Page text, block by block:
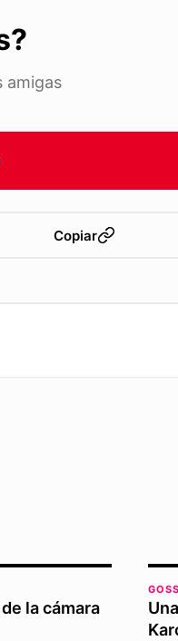
amigas
Copiar
la cámara